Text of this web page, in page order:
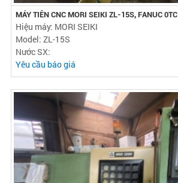
MÁY TIÊN CNC MORI SEIKI ZL-15S, FANUC 0TC
Hiệu máy: MORI SEIKI
Model: ZL-15S
Nước SX:
Yêu cầu báo giá